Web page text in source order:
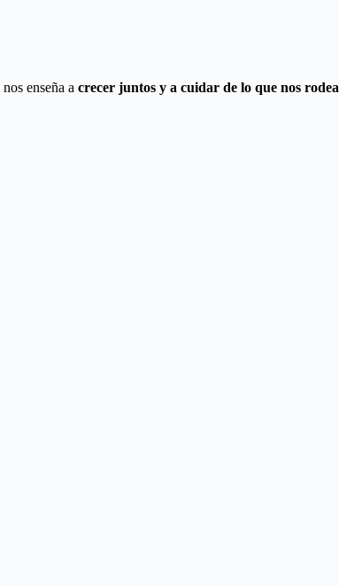
nos enseña a crecer juntos y a cuidar de lo que nos rodea